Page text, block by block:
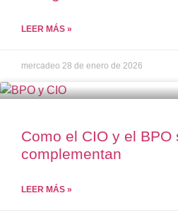
LEER MÁS »
mercadeo 28 de enero de 2026
Como el CIO y el BPO
complementan
LEER MÁS »